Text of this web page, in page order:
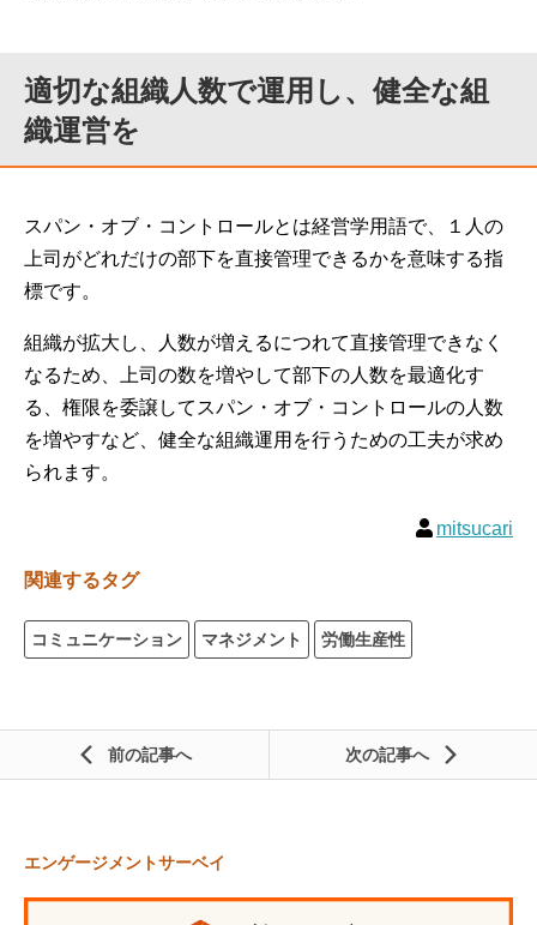
適切な組織人数で運用し、健全な組
織運営を
スパン・オブ・コントロールとは経営学用語で、１人の
上司がどれだけの部下を直接管理できるかを意味する指
標です。
組織が拡大し、人数が増えるにつれて直接管理できなく
なるため、上司の数を増やして部下の人数を最適化す
る、権限を委譲してスパン・オブ・コントロールの人数
を増やすなど、健全な組織運用を行うための工夫が求め
られます。
mitsucari
関連するタグ
コミュニケーション マネジメント 労働生産性
前の記事 次の記事
エンゲージメントサーベイ